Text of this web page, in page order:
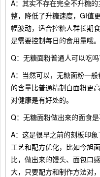
A：其实不存在完全不升糖
整，降低了升糖速度，GI值
幅波动，适合控糖人群长期
是需要控制每日的食用量哦。
Q：无糖面粉普通人可以吃吗
A：当然可以，无糖面粉一
的含量比普通精制白面粉更
对健康是有好处的。
Q：无糖面粉做出来的面食是
A：这是很早之前的刻板印
工艺和配方优化，比如今旭
比，做出来的馒头、面包口
大，只要配方和制作方法对